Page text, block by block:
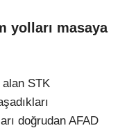
yolları masaya
alan STK
doğrudan AFAD